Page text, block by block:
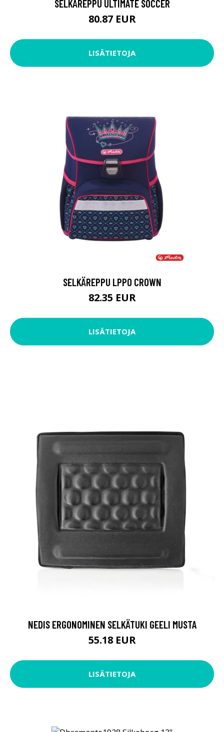
SELKÄREPPU ULTIMATE SOCCER
80.87 EUR
LISÄTIETOJA
SELKÄREPPU LPPO CROWN
82.35 EUR
LISÄTIETOJA
NEDIS ERGONOMINEN SELKÄTUKI GEELI MUSTA
55.18 EUR
LISÄTIETOJA